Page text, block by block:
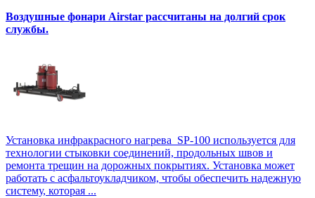
Воздушные фонари Airstar рассчитаны на долгий срок
службы.
Установка инфракрасного нагрева SP-100 используется для
технологии стыковки соединений, продольных швов и
ремонта трещин на дорожных покрытиях. Установка может
работать с асфальтоукладчиком, чтобы обеспечить надежную
систему, которая ...